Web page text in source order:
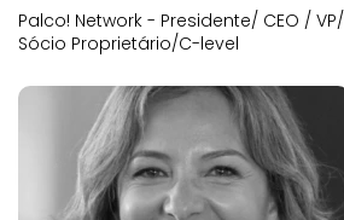
Palco! Network - Presidente/ CEO / VP/
Sócio Proprietário/C-level